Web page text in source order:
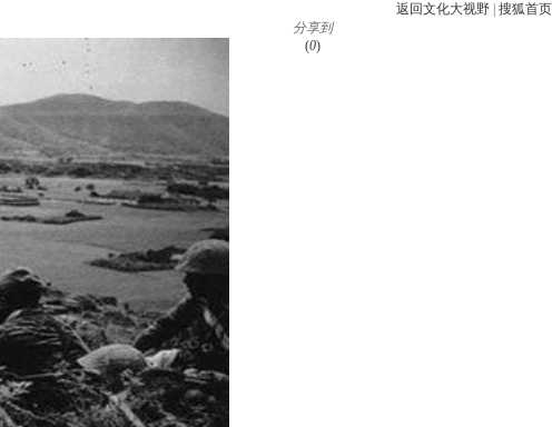
返回文化大视野 搜狐首页
分享到
(0)